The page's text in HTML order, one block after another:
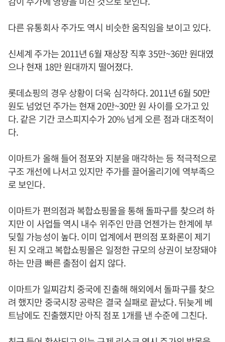
다른 유통회사 주가도 역시 비슷한 움직임을 보이고 있다.
신세계 주가는 2011년 6월 재상장 직후 35만~36만 원대였
으나 현재 18만 원대까지 떨어졌다.
롯데쇼핑의 경우 상황이 더욱 심각하다. 2011년 6월 50만
원도 넘었던 주가는 현재 20만~30만 원 사이를 오가고 있
다. 같은 기간 코스피지수가 20% 넘게 오른 점과 대조적이
다.
이마트가 올해 들어 점포와 지분을 매각하는 등 적극적으로
구조 개선에 나서고 있지만 주가를 끌어올리기에 역부족으
로 보인다.
이마트가 편의점과 복합쇼핑몰을 통해 돌파구를 찾으려 하
지만 이 사업들 역시 내수 위주인 만큼 언젠가는 한계에 부
딪힐 가능성이 높다. 이미 업계에서 편의점 포화론이 제기
된 지 오래고 복합쇼핑몰은 일정한 규모의 상권이 보장돼야
하는 만큼 빠른 출점이 쉽지 않다.
이마트가 일찌감치 중국에 진출해 해외에서 돌파구를 찾으
려 했지만 중국시장 공략은 결국 실패로 끝났다. 뒤늦게 베
트남에도 진출했지만 아직 점포 1개를 낸 수준에 그친다.